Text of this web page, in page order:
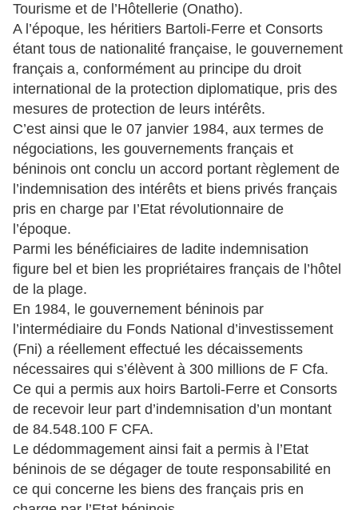
Tourisme et de l’Hôtellerie (Onatho).
A l’époque, les héritiers Bartoli-Ferre et Consorts
étant tous de nationalité française, le gouvernement
français a, conformément au principe du droit
international de la protection diplomatique, pris des
mesures de protection de leurs intérêts.
C’est ainsi que le 07 janvier 1984, aux termes de
négociations, les gouvernements français et
béninois ont conclu un accord portant règlement de
l’indemnisation des intérêts et biens privés français
pris en charge par I’Etat révolutionnaire de
l’époque.
Parmi les bénéficiaires de ladite indemnisation
figure bel et bien les propriétaires français de l’hôtel
de la plage.
En 1984, le gouvernement béninois par
l’intermédiaire du Fonds National d’investissement
(Fni) a réellement effectué les décaissements
nécessaires qui s’élèvent à 300 millions de F Cfa.
Ce qui a permis aux hoirs Bartoli-Ferre et Consorts
de recevoir leur part d’indemnisation d’un montant
de 84.548.100 F CFA.
Le dédommagement ainsi fait a permis à l’Etat
béninois de se dégager de toute responsabilité en
ce qui concerne les biens des français pris en